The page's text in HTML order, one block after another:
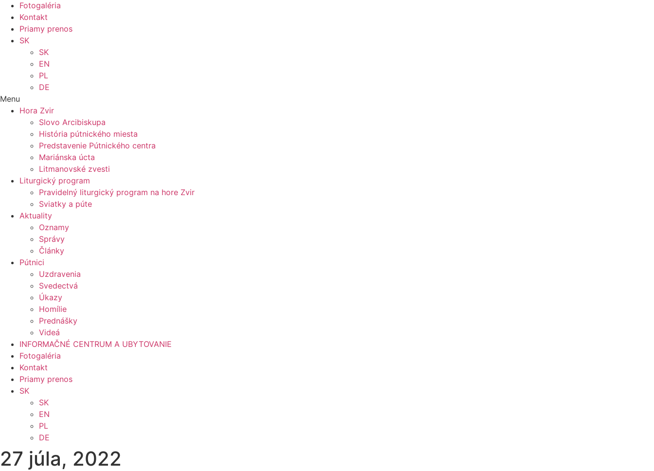
Fotogaléria
Kontakt
Priamy prenos
SK
SK
EN
PL
DE
Menu
Hora Zvir
Slovo Arcibiskupa
História pútnického miesta
Predstavenie Pútnického centra
Mariánska úcta
Litmanovské zvesti
Liturgický program
Pravidelný liturgický program na hore Zvir
Sviatky a púte
Aktuality
Oznamy
Správy
Články
Pútnici
Uzdravenia
Svedectvá
Úkazy
Homílie
Prednášky
Videá
INFORMAČNÉ CENTRUM A UBYTOVANIE
Fotogaléria
Kontakt
Priamy prenos
SK
SK
EN
PL
DE
27 júla, 2022